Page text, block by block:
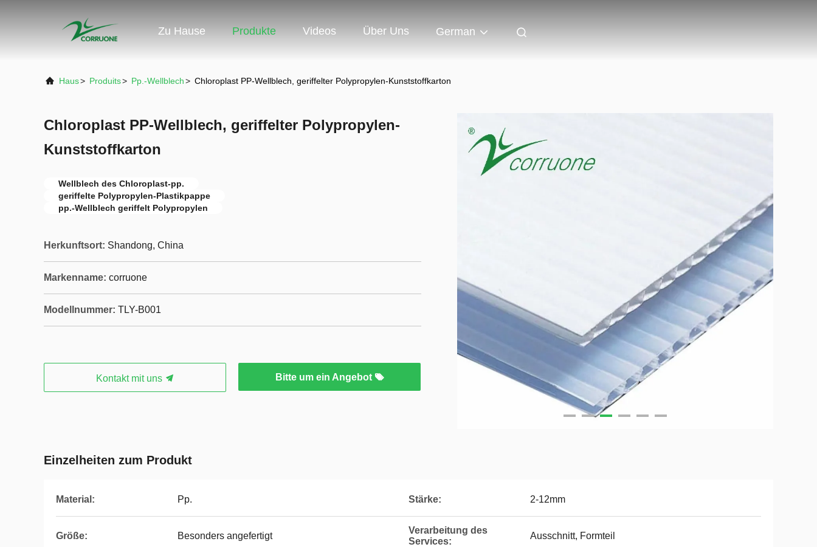
Zu Hause Produkte Videos Über Uns German
Haus> Produits> Pp.-Wellblech> Chloroplast PP-Wellblech, geriffelter Polypropylen-Kunststoffkarton
Chloroplast PP-Wellblech, geriffelter Polypropylen-
Kunststoffkarton
Wellblech des Chloroplast-pp.
geriffelte Polypropylen-Plastikpappe
pp.-Wellblech geriffelt Polypropylen
Herkunftsort: Shandong, China
Markenname: corruone
Modellnummer: TLY-B001
Kontakt mit uns Bitte um ein Angebot
Einzelheiten zum Produkt
Material: Pp. Stärke: 2-12mm
Größe: Besonders angefertigt
Verarbeitung des
Services:
Ausschnitt, Formteil